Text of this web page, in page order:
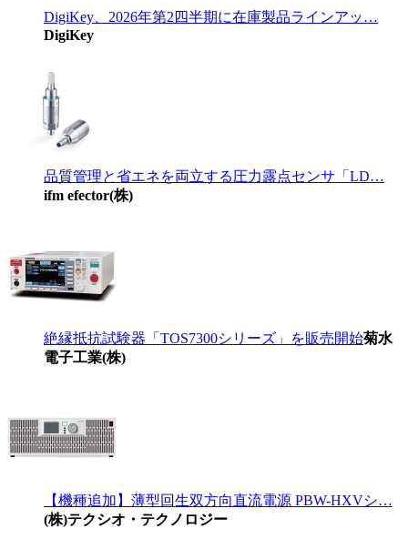
DigiKey、2026年第2四半期に在庫製品ラインアッ…
DigiKey
品質管理と省エネを両立する圧力露点センサ「LD…
ifm efector(株)
絶縁抵抗試験器「TOS7300シリーズ」を販売開始菊水
電子工業(株)
【機種追加】薄型回生双方向直流電源 PBW-HXVシ…
(株)テクシオ・テクノロジー